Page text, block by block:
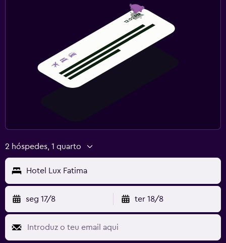
2 hóspedes, 1 quarto
Hotel Lux Fatima
seg 17/8 ter 18/8